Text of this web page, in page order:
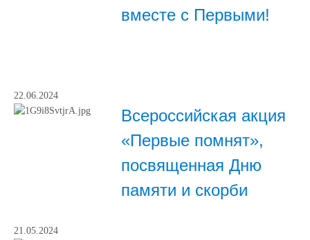
вместе с Первыми!
22.06.2024
Всероссийская акция
«Первые помнят»,
посвященная Дню
памяти и скорби
21.05.2024